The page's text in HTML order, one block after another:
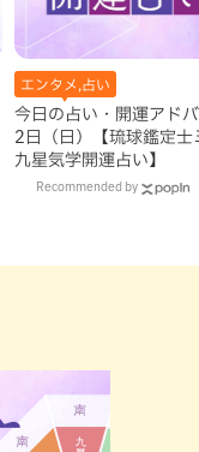
エンタメ,占い
今日の占い・開運アド
2日（日）【琉球鑑定士
九星気学開運占い】
Recommended by